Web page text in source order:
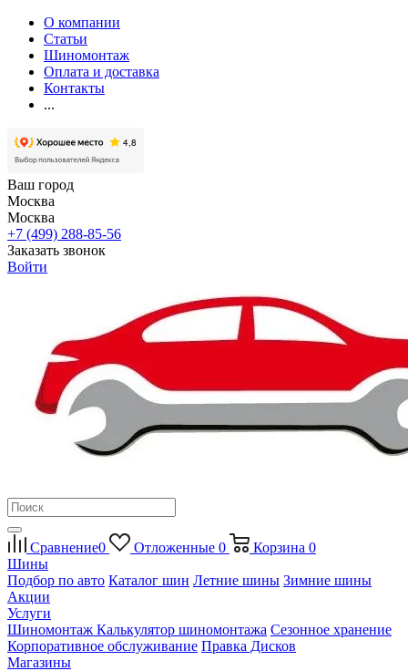
О компании
Статьи
Шиномонтаж
Оплата и доставка
Контакты
...
Ваш город
Москва
Москва
+7 (499) 288-85-56
Заказать звонок
Войти
Сравнение0 Отложенные 0 Корзина 0
Шины
Подбор по авто Каталог шин Летние шины Зимние шины
Акции
Услуги
Шиномонтаж Калькулятор шиномонтажа Сезонное хранение
Корпоративное обслуживание Правка Дисков
Магазины